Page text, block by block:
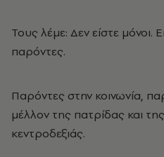
Τους λέμε: Δεν είστε μόνοι.
παρόντες.
Παρόντες στην κοινωνία,
μέλλον της πατρίδας και
κεντροδεξιάς.